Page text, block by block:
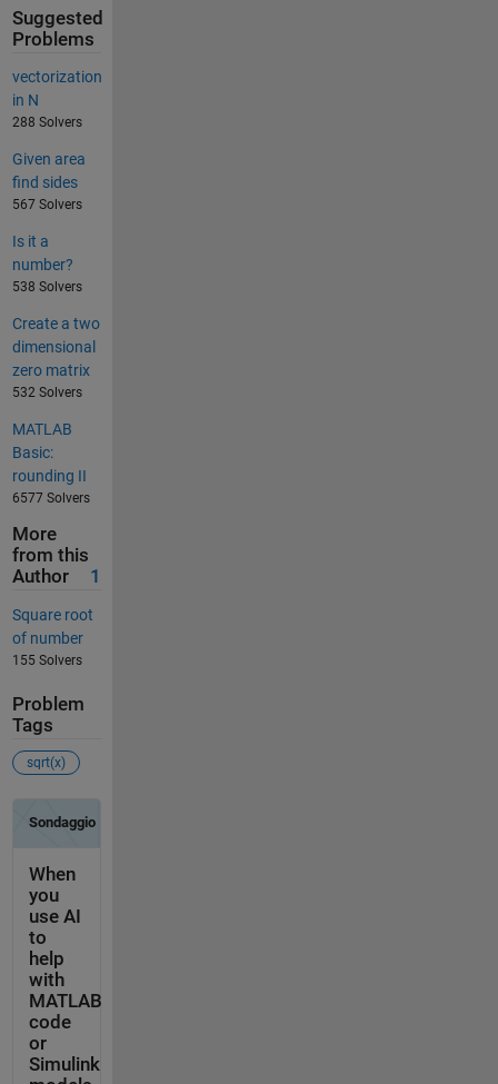
Suggested
Problems
vectorization
in N
288 Solvers
Given area
find sides
567 Solvers
Is it a
number?
538 Solvers
Create a two
dimensional
zero matrix
532 Solvers
MATLAB
Basic:
rounding II
6577 Solvers
More
from this
Author
1
Square root
of number
155 Solvers
Problem
Tags
sqrt(x)